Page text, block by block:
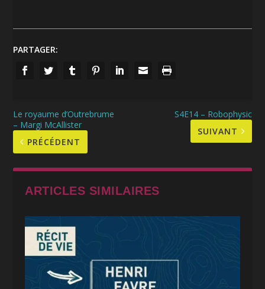
PARTAGER:
Le royaume d’Outrebrume
– Margi McAllister
PRÉCÉDENT
S4E14 – Robophysic
SUIVANT
ARTICLES SIMILAIRES